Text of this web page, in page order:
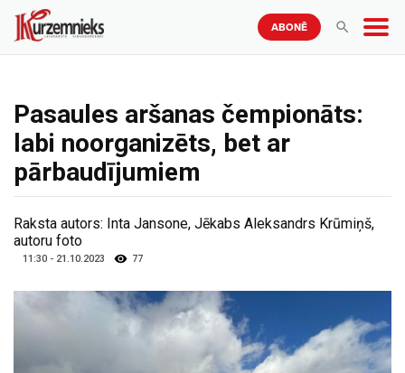
ABONĒ
Pasaules aršanas čempionāts:
labi noorganizēts, bet ar
pārbaudījumiem
Raksta autors: Inta Jansone, Jēkabs Aleksandrs Krūmiņš,
autoru foto
11:30 - 21.10.2023 77